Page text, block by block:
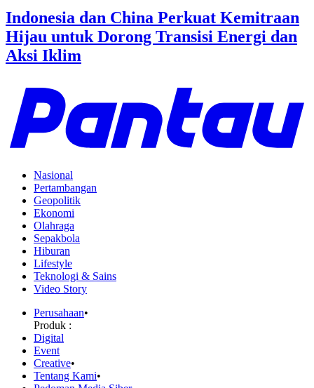
Indonesia dan China Perkuat Kemitraan
Hijau untuk Dorong Transisi Energi dan
Aksi Iklim
Nasional
Pertambangan
Geopolitik
Ekonomi
Olahraga
Sepakbola
Hiburan
Lifestyle
Teknologi & Sains
Video Story
Perusahaan•
Produk :
Digital
Event
Creative•
Tentang Kami•